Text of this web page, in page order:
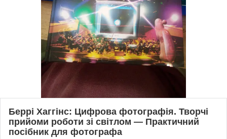
Беррі Хаггінс: Цифрова фотографія. Творчі
прийоми роботи зі світлом — Практичний
посібник для фотографа